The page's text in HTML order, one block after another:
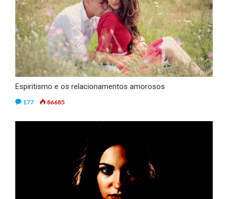
Espiritismo e os relacionamentos amorosos
177 86685